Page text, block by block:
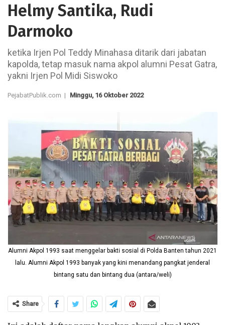
Helmy Santika, Rudi
Darmoko
ketika Irjen Pol Teddy Minahasa ditarik dari jabatan
kapolda, tetap masuk nama akpol alumni Pesat Gatra,
yakni Irjen Pol Midi Siswoko
PejabatPublik.com | Minggu, 16 Oktober 2022
Alumni Akpol 1993 saat menggelar bakti sosial di Polda Banten tahun 2021
lalu. Alumni Akpol 1993 banyak yang kini menandang pangkat jenderal
bintang satu dan bintang dua (antara/weli)
Share